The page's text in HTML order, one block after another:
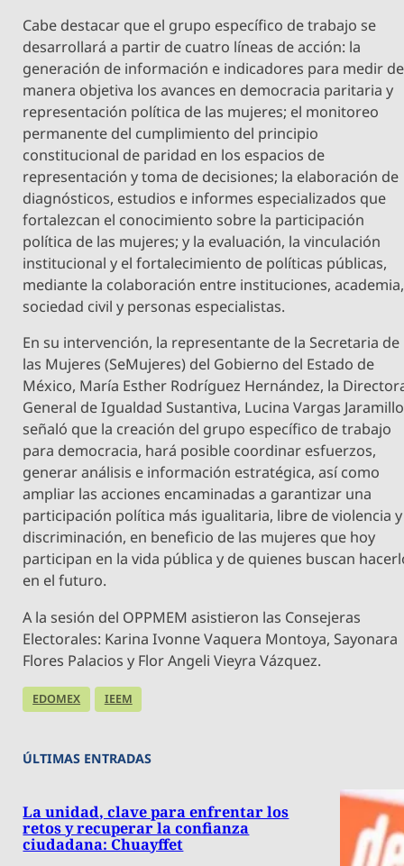
Cabe destacar que el grupo específico de trabajo se
desarrollará a partir de cuatro líneas de acción: la
generación de información e indicadores para medir de
manera objetiva los avances en democracia paritaria y
representación política de las mujeres; el monitoreo
permanente del cumplimiento del principio
constitucional de paridad en los espacios de
representación y toma de decisiones; la elaboración de
diagnósticos, estudios e informes especializados que
fortalezcan el conocimiento sobre la participación
política de las mujeres; y la evaluación, la vinculación
institucional y el fortalecimiento de políticas públicas,
mediante la colaboración entre instituciones, academia,
sociedad civil y personas especialistas.
En su intervención, la representante de la Secretaria de
las Mujeres (SeMujeres) del Gobierno del Estado de
México, María Esther Rodríguez Hernández, la
General de Igualdad Sustantiva, Lucina Vargas
señaló que la creación del grupo específico de trabajo
para democracia, hará posible coordinar esfuerzos,
generar análisis e información estratégica, así como
ampliar las acciones encaminadas a garantizar una
participación política más igualitaria, libre de violencia y
discriminación, en beneficio de las mujeres que hoy
participan en la vida pública y de quienes buscan
en el futuro.
A la sesión del OPPMEM asistieron las Consejeras
Electorales: Karina Ivonne Vaquera Montoya, Sayonara
Flores Palacios y Flor Angeli Vieyra Vázquez.
EDOMEX IEEM
ÚLTIMAS ENTRADAS
La unidad, clave para enfrentar los
retos y recuperar la confianza
ciudadana: Chuayffet